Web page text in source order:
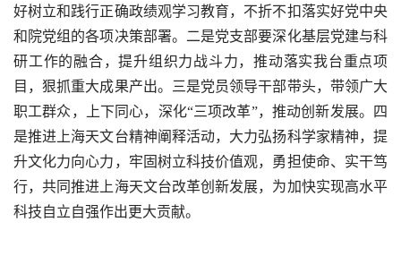
好树立和践行正确政绩观学习教育，不折不扣落实好党中央
和院党组的各项决策部署。二是党支部要深化基层党建与科
研工作的融合，提升组织力战斗力，推动落实我台重点项
目，狠抓重大成果产出。三是党员领导干部带头，带领广大
职工群众，上下同心，深化“三项改革”，推动创新发展。四
是推进上海天文台精神阐释活动，大力弘扬科学家精神，提
升文化力向心力，牢固树立科技价值观，勇担使命、实干笃
行，共同推进上海天文台改革创新发展，为加快实现高水平
科技自立自强作出更大贡献。